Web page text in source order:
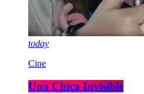
today
Cine
Una Chica Invisible